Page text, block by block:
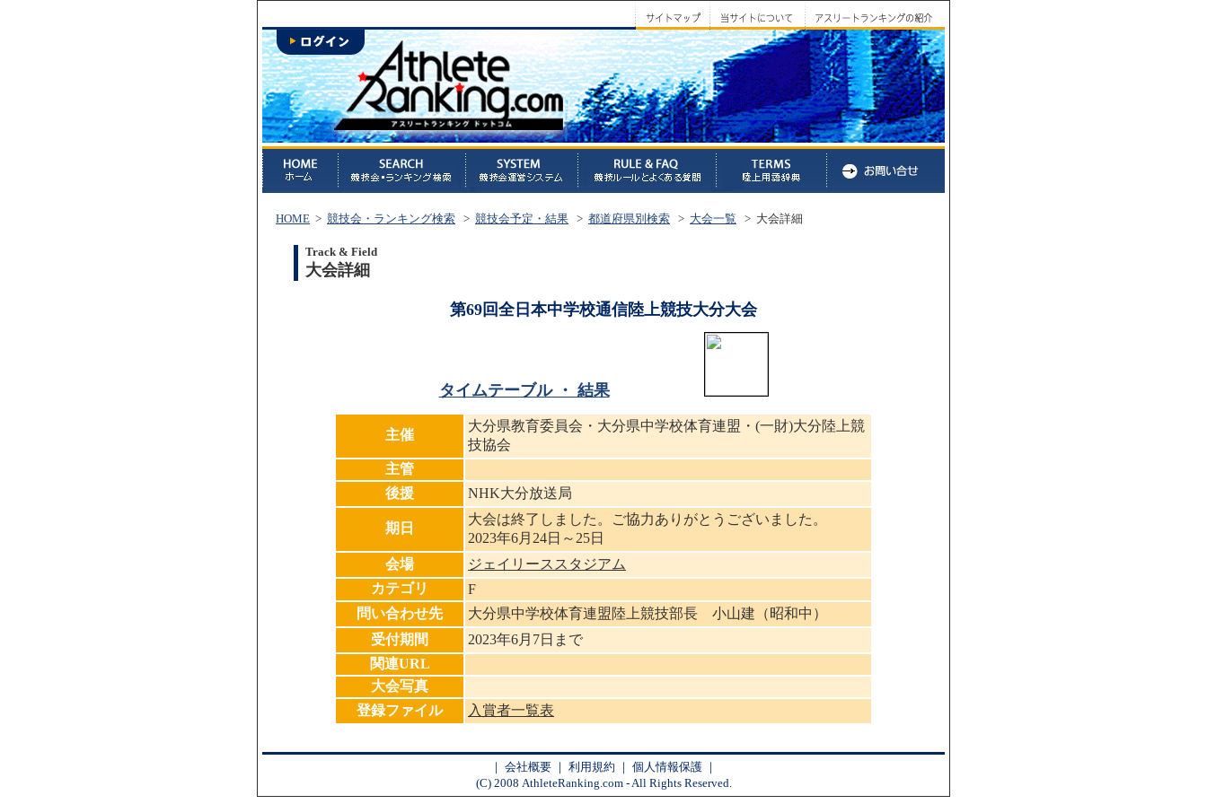
HOME > 競技会・ランキング検索 > 競技会予定・結果 > 都道府県別検索 > 大会一覧 > 大会詳細
Track & Field
大会詳細
第69回全日本中学校通信陸上競技大分大会
タイムテーブル ・ 結果
主催
大分県教育委員会・大分県中学校体育連盟・(一財)大分陸上競
技協会
主管
後援
NHK大分放送局
期日
大会は終了しました。ご協力ありがとうございました。
2023年6月24日～25日
会場
ジェイリーススタジアム
カテゴリ
F
問い合わせ先
大分県中学校体育連盟陸上競技部長 小山建（昭和中）
受付期間
2023年6月7日まで
関連URL
大会写真
登録ファイル
入賞者一覧表
｜ 会社概要 ｜ 利用規約 ｜ 個人情報保護 ｜
(C) 2008 AthleteRanking.com - All Rights Reserved.